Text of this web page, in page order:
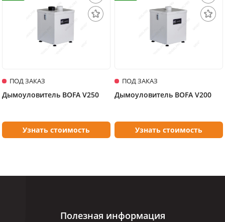
ПОД ЗАКАЗ
Дымоуловитель BOFA V250
Узнать стоимость
ПОД ЗАКАЗ
Дымоуловитель BOFA V200
Узнать стоимость
Полезная информация